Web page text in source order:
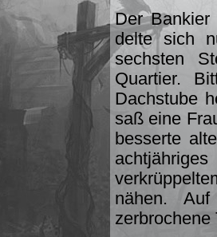
Der
delte sich
sechsten
Quartier.
Dachstube
saß eine
besserte
nähen.
zerbrochene